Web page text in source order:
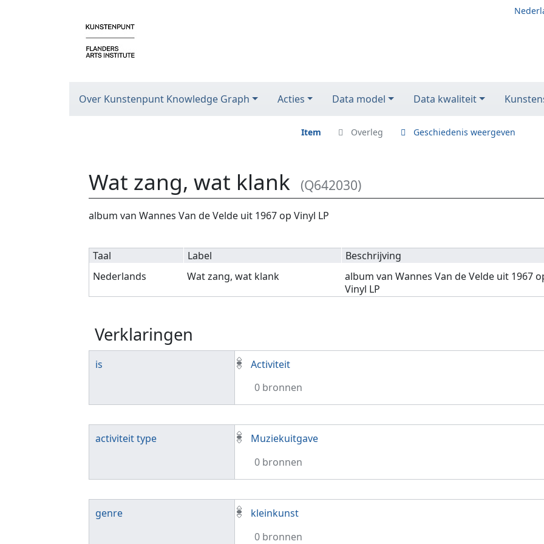
Over Kunstenpunt Knowledge Graph Acties Data model Data kwaliteit
Item Overleg Geschiedenis weergeven
Wat zang, wat klank (Q642030)
Ga naar:navigatie,zoeken
album van Wannes Van de Velde uit 1967 op Vinyl LP
Taal Label
Beschrijving
Nederlands
Wat zang, wat klank
album van Wannes Van de Velde uit 1967
Vinyl LP
Verklaringen
is
Activiteit
0 bronnen
activiteit type
Muziekuitgave
0 bronnen
genre
kleinkunst
0 bronnen